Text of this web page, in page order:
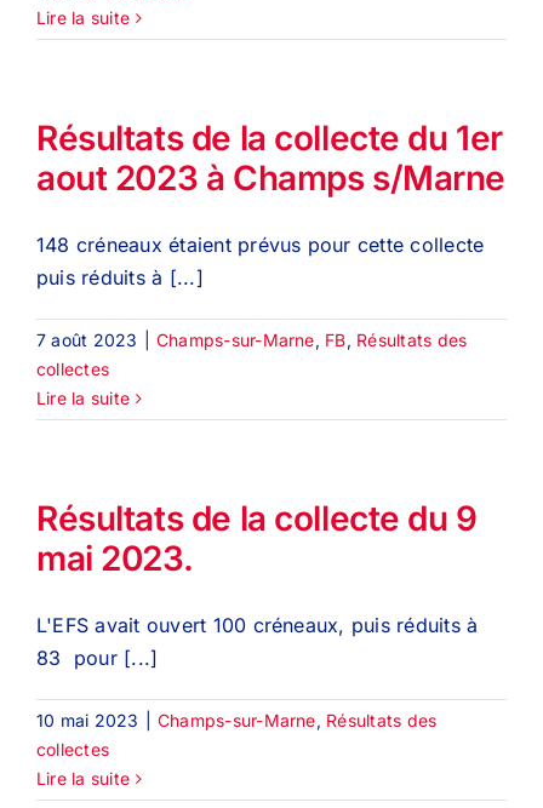
Lire la suite
Résultats de la collecte du 1er
aout 2023 à Champs s/Marne
148 créneaux étaient prévus pour cette collecte
puis réduits à [...]
7 août 2023 Champs-sur-Marne, FB, Résultats des
collectes
Lire la suite
Résultats de la collecte du 9
mai 2023.
L'EFS avait ouvert 100 créneaux, puis réduits à
83 pour [...]
10 mai 2023 Champs-sur-Marne, Résultats des
collectes
Lire la suite